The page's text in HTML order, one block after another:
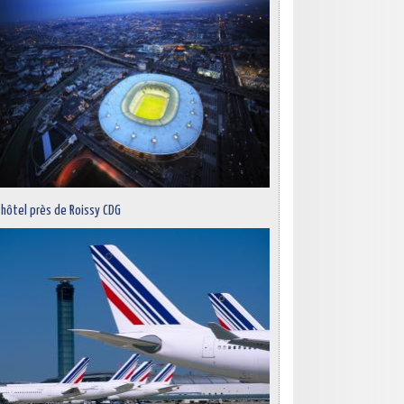
hôtel près de Roissy CDG